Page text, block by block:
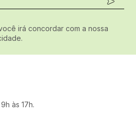
irá concordar com a nossa
às 17h.